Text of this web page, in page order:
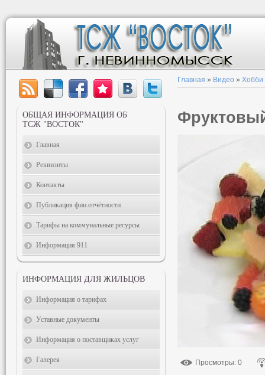
Главная » Видео » Хобби
Просмотры: 0
ОБЩАЯ ИНФОРМАЦИЯ ОБ
ТСЖ "ВОСТОК"
Главная
Реквизиты
Контакты
Публикация фин.отчётности
Тарифы на коммунальные ресурсы
Информация 911
ИНФОРМАЦИЯ ДЛЯ ЖИЛЬЦОВ
Информация о тарифах
Уставные документы
Информация о поставщиках услуг
Галерея